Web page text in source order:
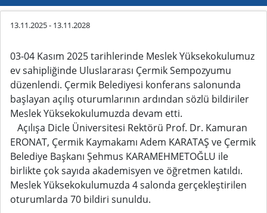
13.11.2025- 13.11.2028
03-04 Kasım 2025 tarihlerinde Meslek Yüksekokulumuz
ev sahipliğinde Uluslararası Çermik Sempozyumu
düzenlendi. Çermik Belediyesi konferans salonunda
başlayan açılış oturumlarının ardından sözlü bildiriler
Meslek Yüksekokulumuzda devam etti.
Açılışa Dicle Üniversitesi Rektörü Prof. Dr. Kamuran
ERONAT, Çermik Kaymakamı Adem KARATAŞ ve Çermik
Belediye Başkanı Şehmus KARAMEHMETOĞLU ile
birlikte çok sayıda akademisyen ve öğretmen katıldı.
Meslek Yüksekokulumuzda 4 salonda gerçekleştirilen
oturumlarda 70 bildiri sunuldu.